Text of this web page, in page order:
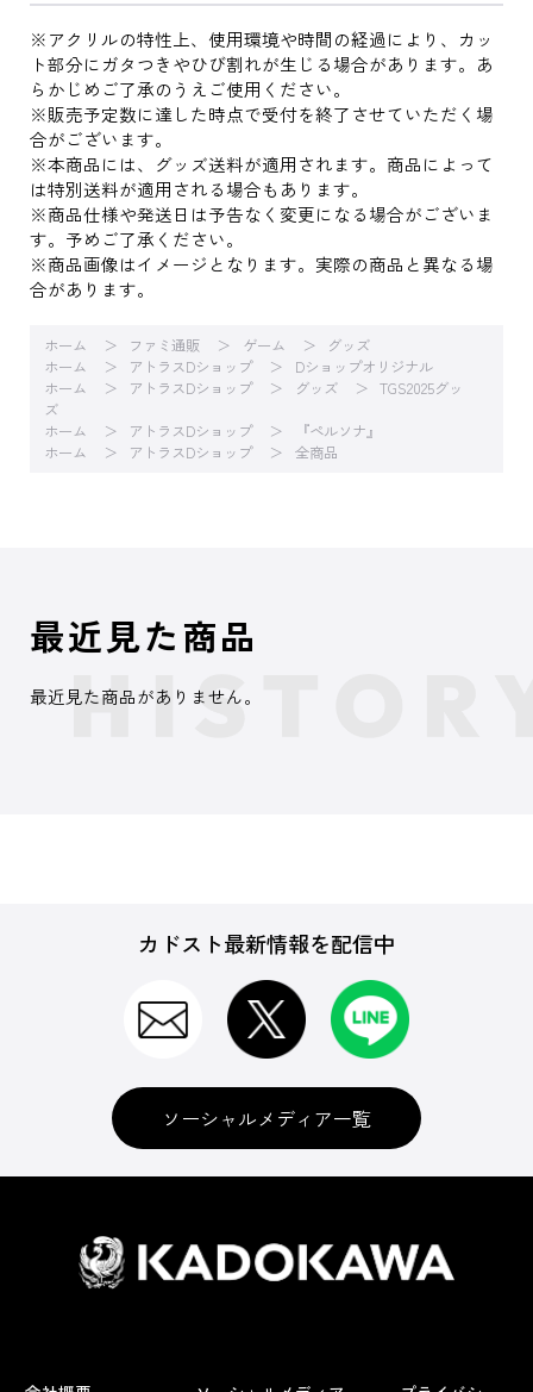
※アクリルの特性上、使用環境や時間の経過により、カッ
ト部分にガタつきやひび割れが生じる場合があります。あ
らかじめご了承のうえご使用ください。
※販売予定数に達した時点で受付を終了させていただく場
合がございます。
※本商品には、グッズ送料が適用されます。商品によって
は特別送料が適用される場合もあります。
※商品仕様や発送日は予告なく変更になる場合がございま
す。予めご了承ください。
※商品画像はイメージとなります。実際の商品と異なる場
合があります。
ホーム ファミ通販 ゲーム
グッズ
ホーム
アトラスDショップ
Dショップオリジナル
ホーム
アトラスDショップ グッズ
TGS2025グッ
ズ
ホーム
アトラスDショップ
『ペルソナ』
ホーム
アトラスDショップ 全商品
最近見た商品
最近見た商品がありません。
カドスト最新情報を配信中
ソーシャルメディア一覧